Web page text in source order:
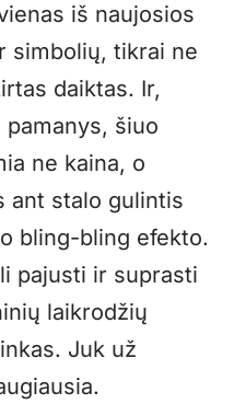
iš naujosios
simbolių, tikrai ne
daiktas. Ir,
šiuo
ne kaina, o
ant stalo gulintis
bling-bling efekto.
pajusti ir suprasti
laikrodžių
Juk už